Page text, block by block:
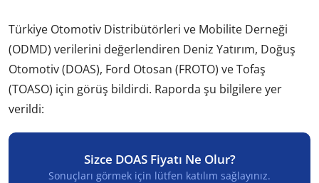
Türkiye Otomotiv Distribütörleri ve Mobilite Derneği
(ODMD) verilerini değerlendiren Deniz Yatırım, Doğuş
Otomotiv (DOAS), Ford Otosan (FROTO) ve Tofaş
(TOASO) için görüş bildirdi. Raporda şu bilgilere yer
verildi:
Sizce DOAS Fiyatı Ne Olur?
Sonuçları görmek için lütfen katılım sağlayınız.